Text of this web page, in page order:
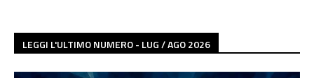
LEGGI L'ULTIMO NUMERO - LUG / AGO 2026